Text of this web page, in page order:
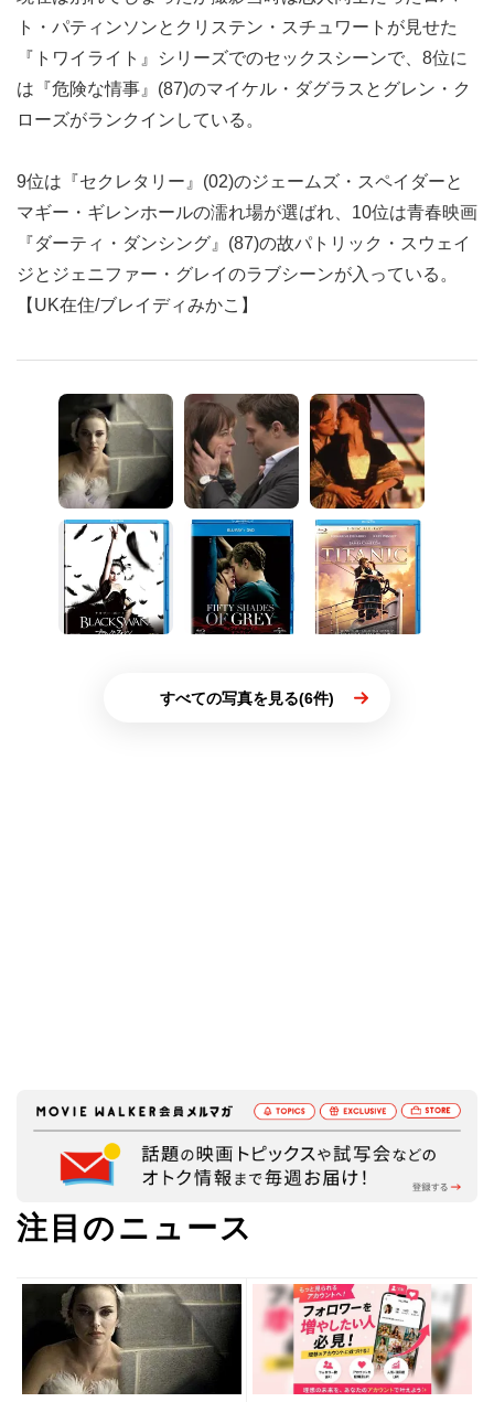
ト・パティンソンとクリステン・スチュワートが見せた
『トワイライト』シリーズでのセックスシーンで、8位に
は『危険な情事』(87)のマイケル・ダグラスとグレン・ク
ローズがランクインしている。
9位は『セクレタリー』(02)のジェームズ・スペイダーと
マギー・ギレンホールの濡れ場が選ばれ、10位は青春映画
『ダーティ・ダンシング』(87)の故パトリック・スウェイ
ジとジェニファー・グレイのラブシーンが入っている。
【UK在住/ブレイディみかこ】
すべての写真を見る(6件)
注目のニュース